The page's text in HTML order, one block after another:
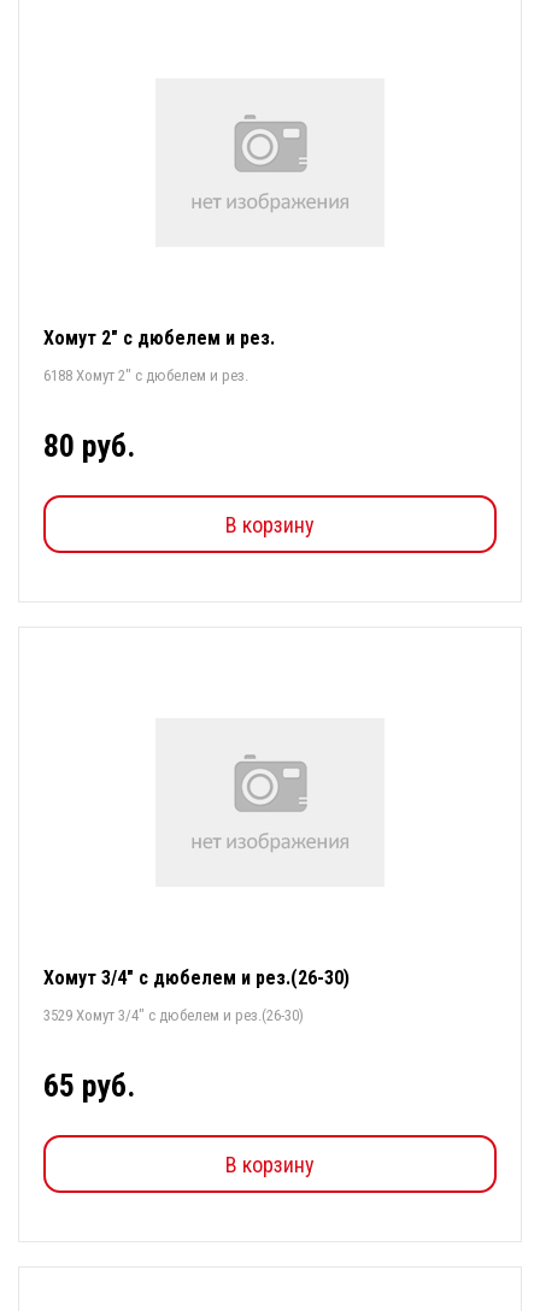
Хомут 2" с дюбелем и рез.
6188 Хомут 2" с дюбелем и рез.
80 руб.
В корзину
Хомут 3/4" с дюбелем и рез.(26-30)
3529 Хомут 3/4" с дюбелем и рез.(26-30)
65 руб.
В корзину